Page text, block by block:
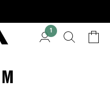
1